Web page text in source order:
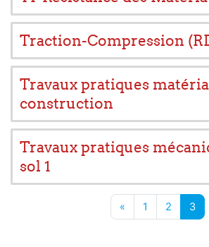
Traction-Compression
Travaux pratiques
construction
Travaux pratiques
sol 1
« Page précédente
1 Page 1
2 Page 2
3